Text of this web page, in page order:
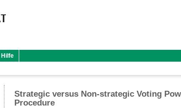
Hilfe
Strategic versus Non-strategic Voting
Procedure